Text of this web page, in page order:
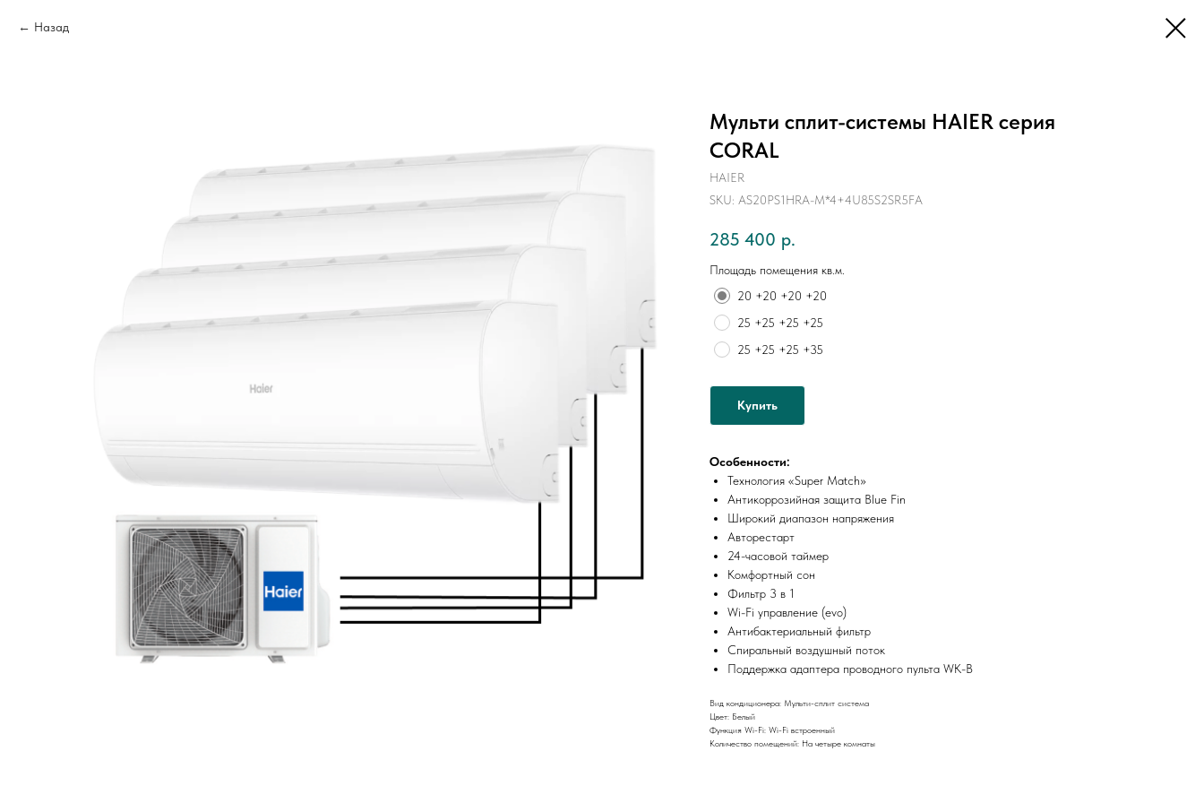
Назад
Mульти сплит-системы HAIER серия
CORAL
HAIER
SKU: AS20PS1HRA-M*4+4U85S2SR5FA
285 400 р.
Площадь помещения кв.м.
20 +20 +20 +20
25 +25 +25 +25
25 +25 +25 +35
Купить
Особенности:
Технология «Super Match»
Антикоррозийная защита Blue Fin
Широкий диапазон напряжения
Авторестарт
24-часовой таймер
Комфортный сон
Фильтр 3 в 1
Wi-Fi управление (evo)
Антибактериальный фильтр
Спиральный воздушный поток
Поддержка адаптера проводного пульта WK-B
Вид кондиционера: Мульти-сплит система
Цвет: Белый
Функция Wi-Fi: Wi-Fi встроенный
Количество помещений: На четыре комнаты